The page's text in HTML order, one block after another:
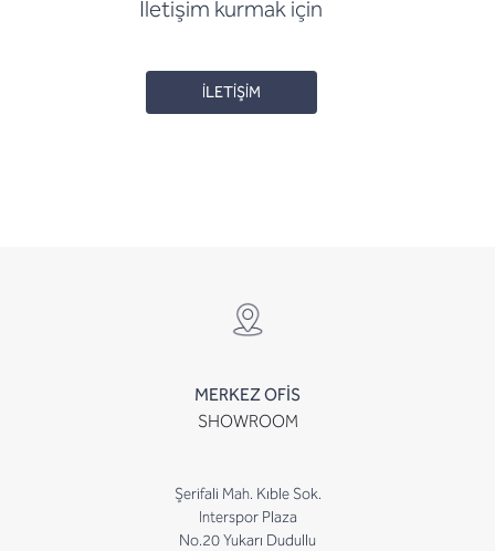
İletişim kurmak için
İLETİŞİM
MERKEZ OFİS
SHOWROOM
Şerifali Mah. Kıble Sok.
Interspor Plaza
No.20 Yukarı Dudullu